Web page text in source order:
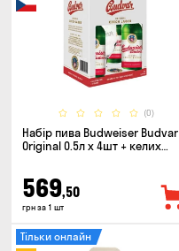
(0)
Набір пива Budweiser Budvar
Original 0.5л х 4шт + келих
569,50
грн за 1 шт
Тільки онлайн